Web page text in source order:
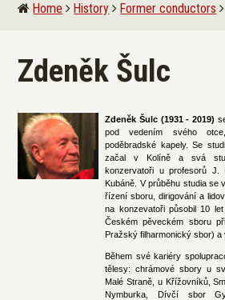
Home History Former conductors
Zdeněk Šulc
Zdeněk Šulc (1931 - 2019)
pod vedením svého
poděbradské kapely. Se
začal v Kolíně a svá
konzervatoři u profesorů J.
Kubáně. V průběhu studia se
řízení sboru, dirigování a
na konzevatoři působil 10
Českém pěveckém sboru
Pražský filharmonický sbor) a
Během své kariéry
tělesy: chrámové sbory u
Malé Straně, u Křížovníků,
Nymburka, Dívčí sbor